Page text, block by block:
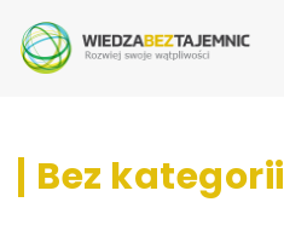
Bez kategorii